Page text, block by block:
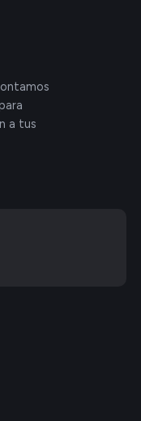
a tus